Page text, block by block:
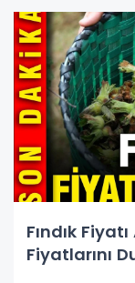
Fındık
Fiyatlarını